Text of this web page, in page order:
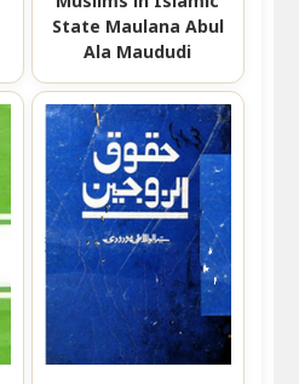
State Maulana Abul
Ala Maududi